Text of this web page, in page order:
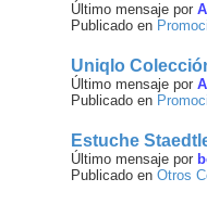
Último mensaje por
Publicado en
Uniqlo
Último mensaje por
Publicado en
Estuche
Último mensaje por
Publicado en Otros